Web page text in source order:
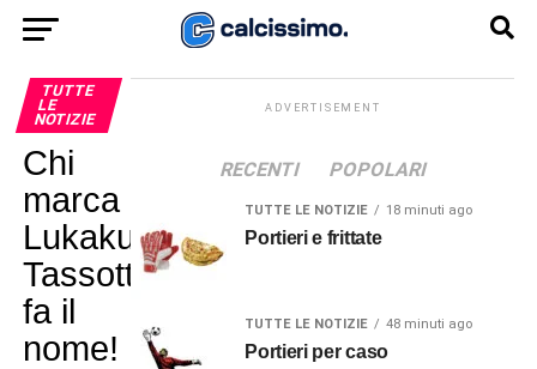
TUTTE
LE
NOTIZIE
Chi
marca
Lukaku?
Tassotti
fa il
nome!
ADVERTISEMENT
RECENTI POPOLARI
TUTTE LE NOTIZIE 18 minuti ago
Portieri e frittate
TUTTE LE NOTIZIE 48 minuti ago
Portieri per caso